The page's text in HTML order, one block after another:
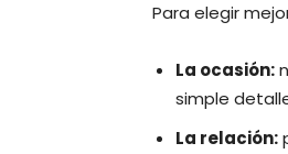
Para elegir
La ocasión:
simple
La relación: